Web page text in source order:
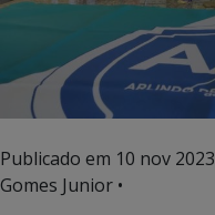
Publicado em 10 nov 2023
Gomes Junior •